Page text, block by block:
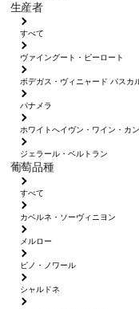
生産者
すべて
ヴァイングート・ピーロート
ボデガス・ヴィニャード パスカ
パナメラ
ホワイトへイヴン・ワイン・カ
ジェラール・ベルトラン
葡萄品種
すべて
カベルネ・ソーヴィニヨン
メルロー
ピノ・ノワール
シャルドネ